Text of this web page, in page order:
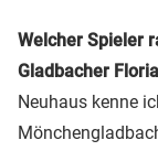
Welcher Spieler
Gladbacher
Neuhaus kenne